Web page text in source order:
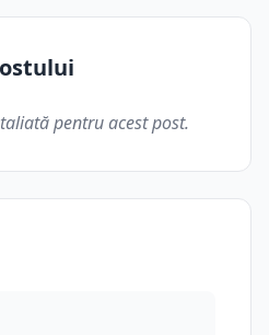
pentru acest post.